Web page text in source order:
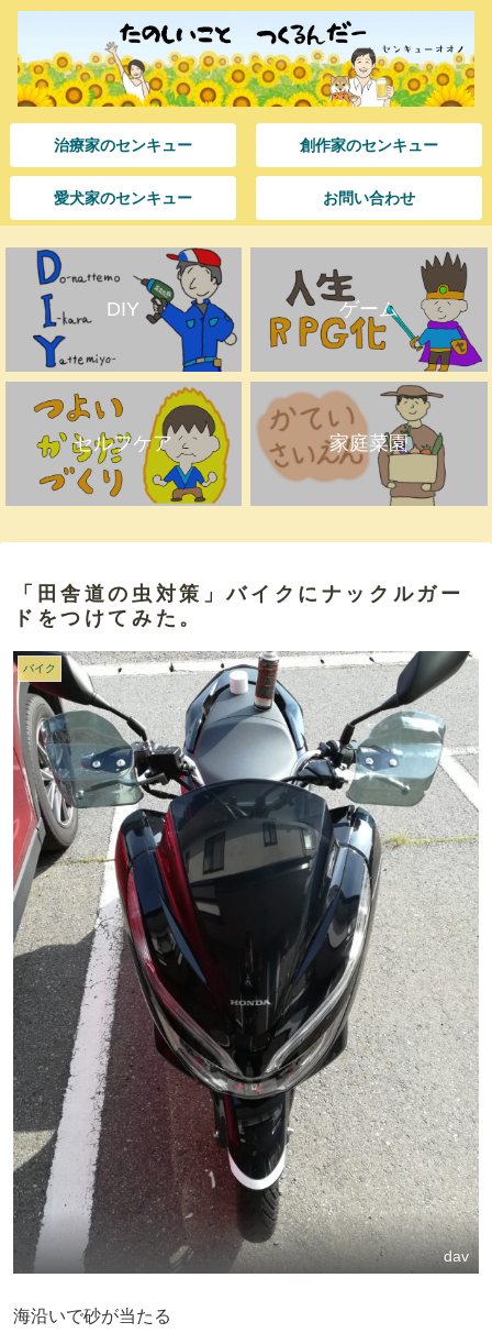
治療家のセンキュー 創作家のセンキュー
愛犬家のセンキュー お問い合わせ
DIY ゲーム
セルフケア 家庭菜園
「田舎道の虫対策」バイクにナックルガー
ドをつけてみた。
バイク
dav
海沿いで砂が当たる